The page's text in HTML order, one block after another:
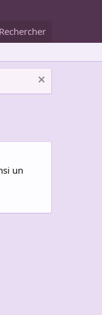
Rechercher
un